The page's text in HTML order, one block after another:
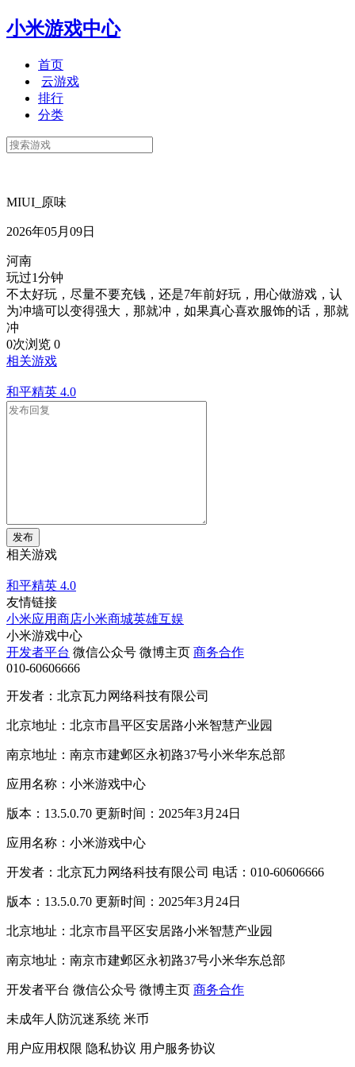
小米游戏中心
首页
云游戏
排行
分类
MIUI_原味
2026年05月09日
河南
玩过1分钟
不太好玩，尽量不要充钱，还是7年前好玩，用心做游戏，认
为冲墙可以变得强大，那就冲，如果真心喜欢服饰的话，那就
冲
0次浏览 0
相关游戏
和平精英 4.0
发布
相关游戏
和平精英 4.0
友情链接
小米应用商店小米商城英雄互娱
小米游戏中心
开发者平台 微信公众号 微博主页 商务合作
010-60606666
开发者：北京瓦力网络科技有限公司
北京地址：北京市昌平区安居路小米智慧产业园
南京地址：南京市建邺区永初路37号小米华东总部
应用名称：小米游戏中心
版本：13.5.0.70 更新时间：2025年3月24日
应用名称：小米游戏中心
开发者：北京瓦力网络科技有限公司 电话：010-60606666
版本：13.5.0.70 更新时间：2025年3月24日
北京地址：北京市昌平区安居路小米智慧产业园
南京地址：南京市建邺区永初路37号小米华东总部
开发者平台 微信公众号 微博主页 商务合作
未成年人防沉迷系统 米币
用户应用权限 隐私协议 用户服务协议